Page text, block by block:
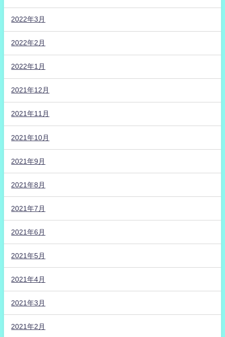
2022年3月
2022年2月
2022年1月
2021年12月
2021年11月
2021年10月
2021年9月
2021年8月
2021年7月
2021年6月
2021年5月
2021年4月
2021年3月
2021年2月